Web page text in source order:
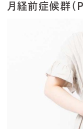
月経前症候群（